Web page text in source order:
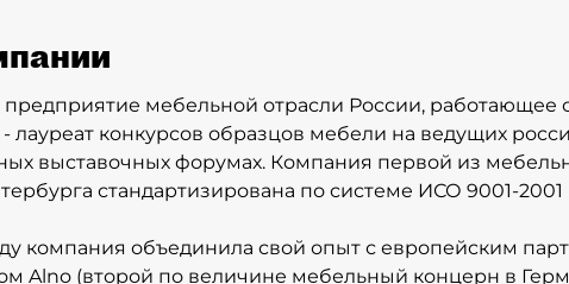
мебельной отрасли России, работающее с
лауреат конкурсов образцов мебели на ведущих
выставочных форумах. Компания первой из
стандартизирована по системе ИСО 9001-
компания объединила свой опыт с европейским
Alno (второй по величине мебельный концерн в